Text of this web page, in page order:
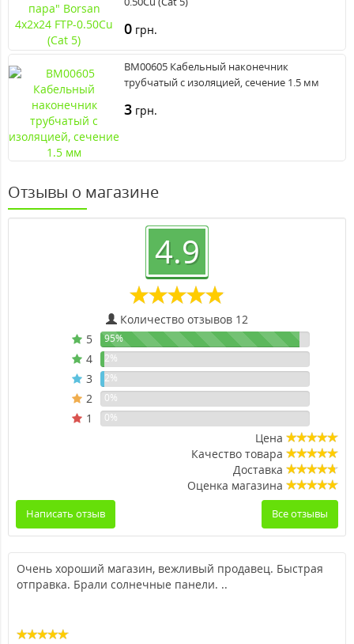
0грн.
BM00605 Кабельный наконечник
трубчатый с изоляцией, сечение 1.5 мм
3грн.
Отзывы о магазине
4.9
Количество отзывов 12
5
95%
4 2%
3 2%
2 0%
1 0%
Цена
Качество товара
Доставка
Оценка магазина
Написать отзыв Все отзывы
Очень хороший магазин, вежливый продавец. Быстрая
отправка. Брали солнечные панели. ..